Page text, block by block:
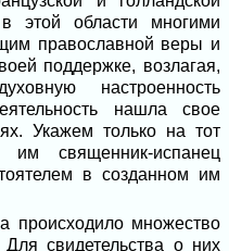
этой области многими
православной веры и
поддержке, возлагая,
настроенность
нашла свое
Укажем только на тот
священник-испанец
в созданном им
происходило множество
свидетельства о них